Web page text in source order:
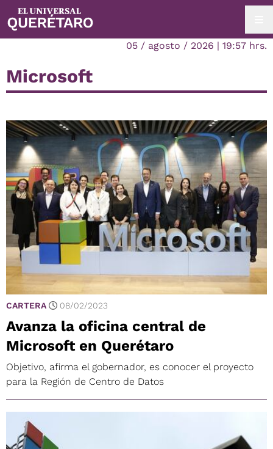
05 / agosto / 2026 | 19:57 hrs.
Microsoft
CARTERA 08/02/2023
Avanza la oficina central de
Microsoft en Querétaro
Objetivo, afirma el gobernador, es conocer el proyecto
para la Región de Centro de Datos